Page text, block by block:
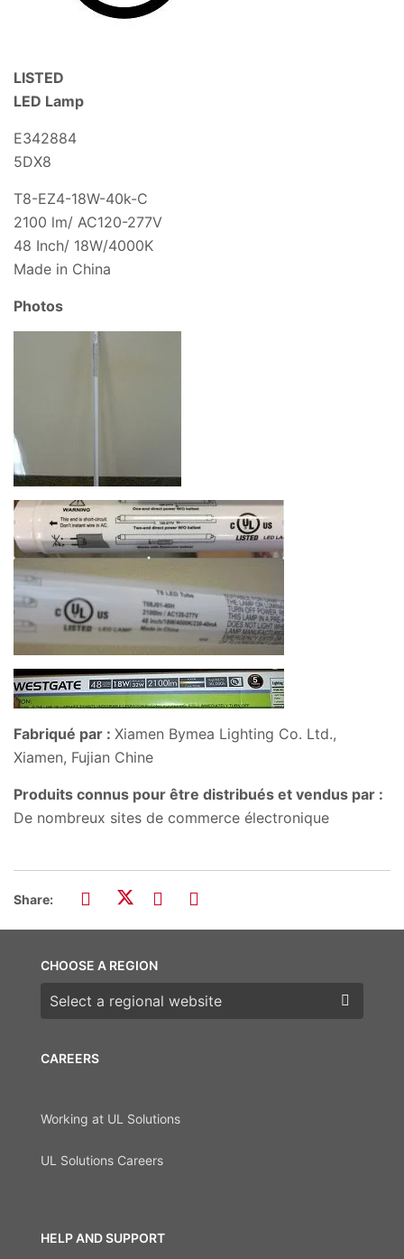
LISTED
LED Lamp
E342884
5DX8
T8-EZ4-18W-40k-C
2100 lm/ AC120-277V
48 Inch/ 18W/4000K
Made in China
Photos
Fabriqué par : Xiamen Bymea Lighting Co. Ltd.,
Xiamen, Fujian Chine
Produits connus pour être distribués et vendus par :
De nombreux sites de commerce électronique
Share:
CAREERS
Working at UL Solutions
UL Solutions Careers
HELP AND SUPPORT
CHOOSE A REGION
Choose a region